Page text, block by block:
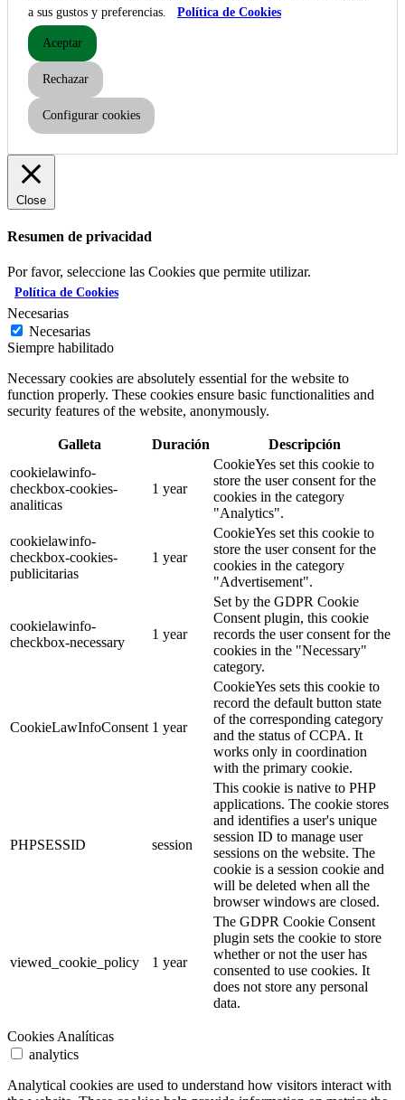
a sus gustos y preferencias.
Política de Cookies
Aceptar
Rechazar
Configurar cookies
Close
Resumen de privacidad
Por favor, seleccione las Cookies que permite utilizar.
Política de Cookies
Necesarias
Necesarias
Siempre habilitado
Necessary cookies are absolutely essential for the website to
function properly. These cookies ensure basic functionalities and
security features of the website, anonymously.
Galleta Duración
Descripción
cookielawinfo-
checkbox-cookies-
analiticas
1 year
CookieYes set this cookie to
store the user consent for the
cookies in the category
"Analytics".
cookielawinfo-
checkbox-cookies-
publicitarias
1 year
CookieYes set this cookie to
store the user consent for the
cookies in the category
"Advertisement".
cookielawinfo-
checkbox-necessary
1 year
Set by the GDPR Cookie
Consent plugin, this cookie
records the user consent for the
cookies in the "Necessary"
category.
CookieLawInfoConsent 1 year
CookieYes sets this cookie to
record the default button state
of the corresponding category
and the status of CCPA. It
works only in coordination
with the primary cookie.
PHPSESSID session
This cookie is native to PHP
applications. The cookie stores
and identifies a user's unique
session ID to manage user
sessions on the website. The
cookie is a session cookie and
will be deleted when all the
browser windows are closed.
viewed_cookie_policy 1 year
The GDPR Cookie Consent
plugin sets the cookie to store
whether or not the user has
consented to use cookies. It
does not store any personal
data.
Cookies Analíticas
analytics
Analytical cookies are used to understand how visitors interact with